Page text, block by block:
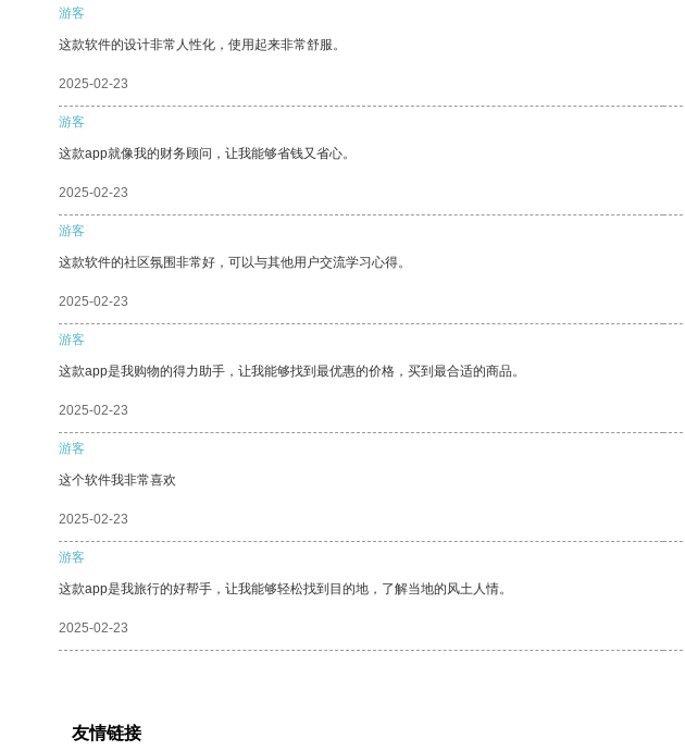
游客
这款软件的设计非常人性化，使用起来非常舒服。
2025-02-23
游客
这款app就像我的财务顾问，让我能够省钱又省心。
2025-02-23
游客
这款软件的社区氛围非常好，可以与其他用户交流学习心得。
2025-02-23
游客
这款app是我购物的得力助手，让我能够找到最优惠的价格，买到最合适的商品。
2025-02-23
游客
这个软件我非常喜欢
2025-02-23
游客
这款app是我旅行的好帮手，让我能够轻松找到目的地，了解当地的风土人情。
2025-02-23
友情链接